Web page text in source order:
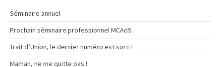
Séminaire annuel
Prochain séminaire professionnel MCAdS
Trait d’Union, le dernier numéro est sorti !
Maman, ne me quitte pas !